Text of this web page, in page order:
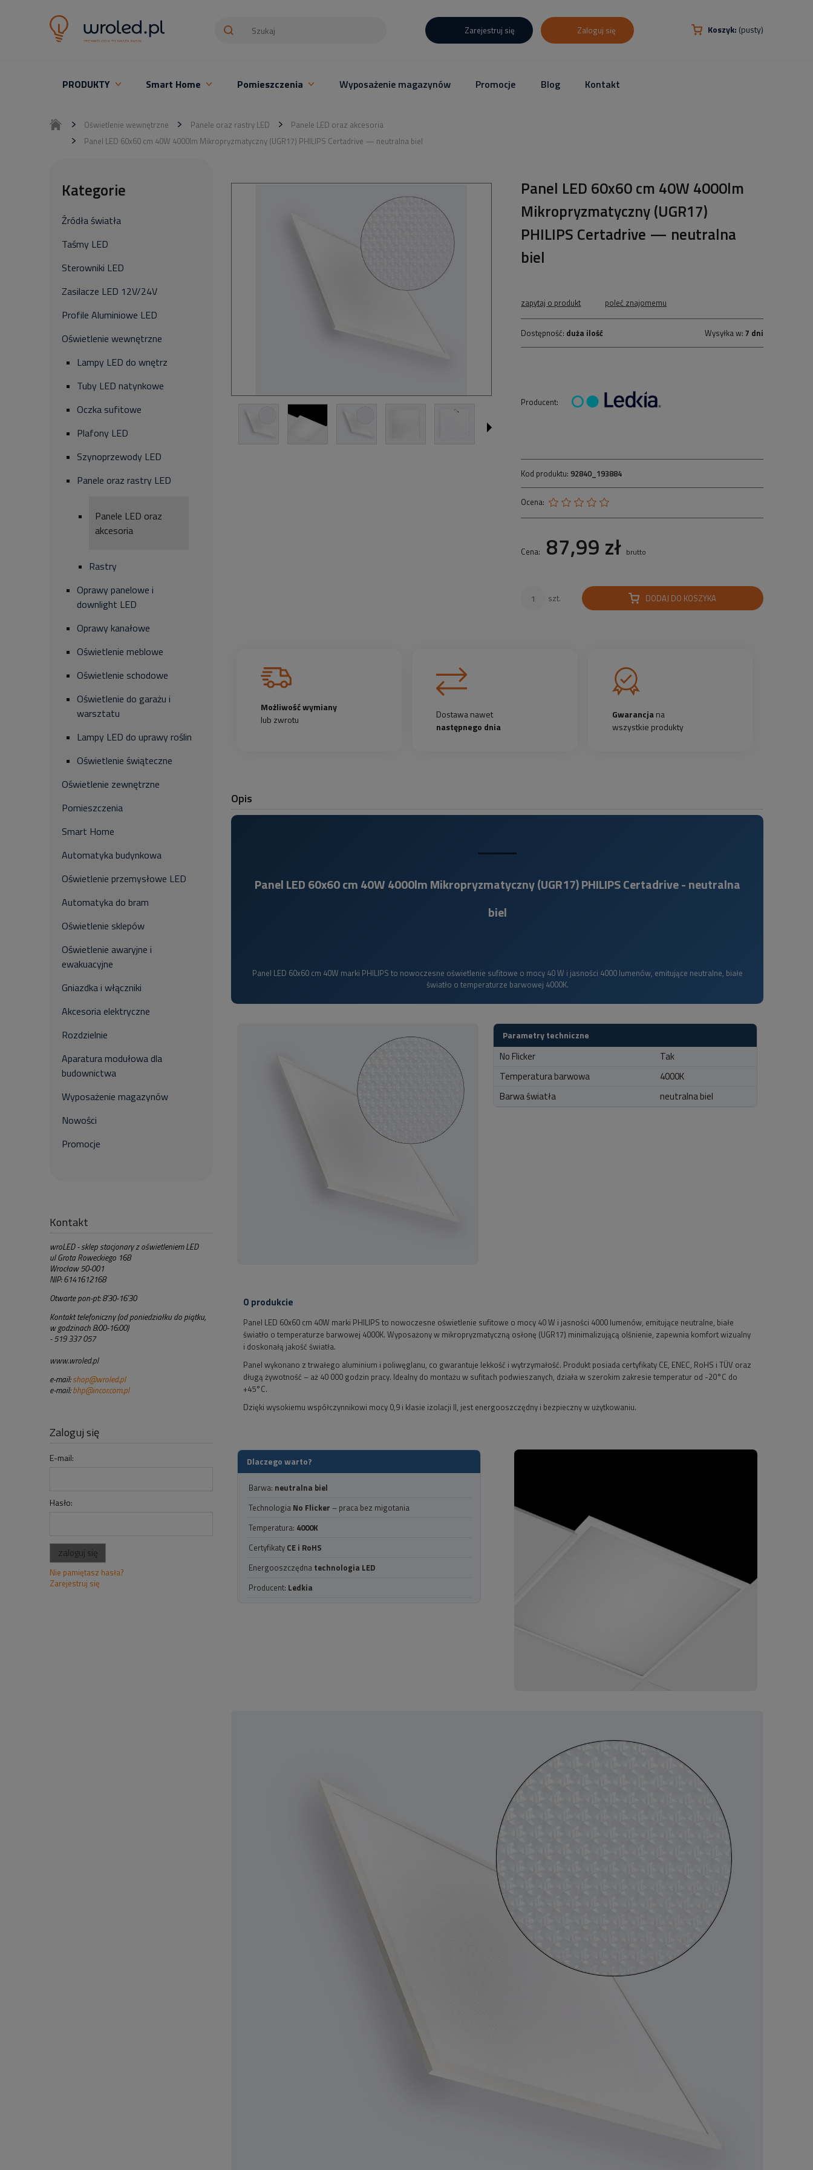
Koszyk: (pusty)
Zarejestruj się Zaloguj się
PRODUKTY Smart Home Pomieszczenia Wyposażenie magazynów Promocje Blog Kontakt
Oświetlenie wewnętrzne Panele oraz rastry LED
Panele LED oraz akcesoria
Panel LED 60x60 cm 40W 4000lm Mikropryzmatyczny (UGR17) PHILIPS Certadrive — neutralna biel
Kategorie
Źródła światła
Taśmy LED
Sterowniki LED
Zasilacze LED 12V/24V
Profile Aluminiowe LED
Oświetlenie wewnętrzne
Lampy LED do wnętrz
Tuby LED natynkowe
Oczka sufitowe
Plafony LED
Szynoprzewody LED
Panele oraz rastry LED
Panele LED oraz
akcesoria
Rastry
Oprawy panelowe i
downlight LED
Oprawy kanałowe
Oświetlenie meblowe
Oświetlenie schodowe
Oświetlenie do garażu i
warsztatu
Lampy LED do uprawy roślin
Oświetlenie świąteczne
Oświetlenie zewnętrzne
Pomieszczenia
Smart Home
Automatyka budynkowa
Oświetlenie przemysłowe LED
Automatyka do bram
Oświetlenie sklepów
Oświetlenie awaryjne i
ewakuacyjne
Gniazdka i włączniki
Akcesoria elektryczne
Rozdzielnie
Aparatura modułowa dla
budownictwa
Wyposażenie magazynów
Nowości
Promocje
Kontakt
wroLED - sklep stacjonary z oświetleniem LED
ul Grota Roweckiego 168
Wrocław 50-001
NIP: 6141612168
Otwarte pon-pt: 8'30-16'30
Kontakt telefoniczny (od poniedziałku do piątku,
w godzinach 8:00-16:00)
- 519 337 057
www.wroled.pl
e-mail: shop@wroled.pl
e-mail:bhp@incor.com.pl
Zaloguj się
E-mail:
Hasło:
zaloguj się
Nie pamiętasz hasła?
Zarejestruj się
Panel LED 60x60 cm 40W 4000lm
Mikropryzmatyczny (UGR17)
PHILIPS Certadrive — neutralna
biel
zapytaj o produkt poleć znajomemu
Dostępność: duża ilość Wysyłka w: 7 dni
Producent:
Kod produktu: 92840_193884
Ocena:
Cena: 87,99 zł brutto
szt. DODAJ DO KOSZYKA
Możliwość wymiany
lub zwrotu
Dostawa nawet
następnego dnia
Gwarancjana
wszystkie produkty
Opis
Panel LED 60x60 cm 40W 4000lm Mikropryzmatyczny (UGR17) PHILIPS Certadrive - neutralna
biel
Panel LED 60x60 cm 40W marki PHILIPS to nowoczesne oświetlenie sufitowe o mocy 40 W i jasności 4000 lumenów, emitujące neutralne, białe
światło o temperaturze barwowej 4000K.
Parametry techniczne
No Flicker
Tak
Temperatura barwowa
4000K
Barwa światła
neutralna biel
O produkcie
Panel LED 60x60 cm 40W marki PHILIPS to nowoczesne oświetlenie sufitowe o mocy 40 W i jasności 4000 lumenów, emitujące neutralne, białe
światło o temperaturze barwowej 4000K. Wyposażony w mikropryzmatyczną osłonę (UGR17) minimalizującą olśnienie, zapewnia komfort wizualny
i doskonałą jakość światła.
Panel wykonano z trwałego aluminium i poliwęglanu, co gwarantuje lekkość i wytrzymałość. Produkt posiada certyfikaty CE, ENEC, RoHS i TÜV oraz
długą żywotność – aż 40 000 godzin pracy. Idealny do montażu w sufitach podwieszanych, działa w szerokim zakresie temperatur od -20°C do
+45°C.
Dzięki wysokiemu współczynnikowi mocy 0,9 i klasie izolacji II, jest energooszczędny i bezpieczny w użytkowaniu.
Dlaczego warto?
Barwa: neutralna biel
Technologia No Flicker – praca bez migotania
Temperatura: 4000K
Certyfikaty CE i RoHS
Energooszczędna technologia LED
Producent: Ledkia